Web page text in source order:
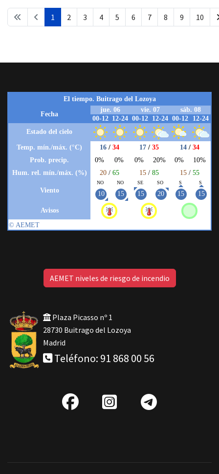
Página 1 de 27
1 2 3 4 5 6 7 8 9 10
AEMET niveles de riesgo de incendio
Plaza Picasso nº 1
28730 Buitrago del Lozoya
Madrid
Teléfono: 91 868 00 56
fab
IG